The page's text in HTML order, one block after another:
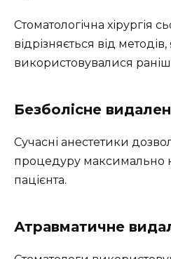
Стоматологічна хірургія
відрізняється від методів,
використовувалися
Безболісне
Сучасні анестетики
процедуру максимально
пацієнта.
Атравматичне